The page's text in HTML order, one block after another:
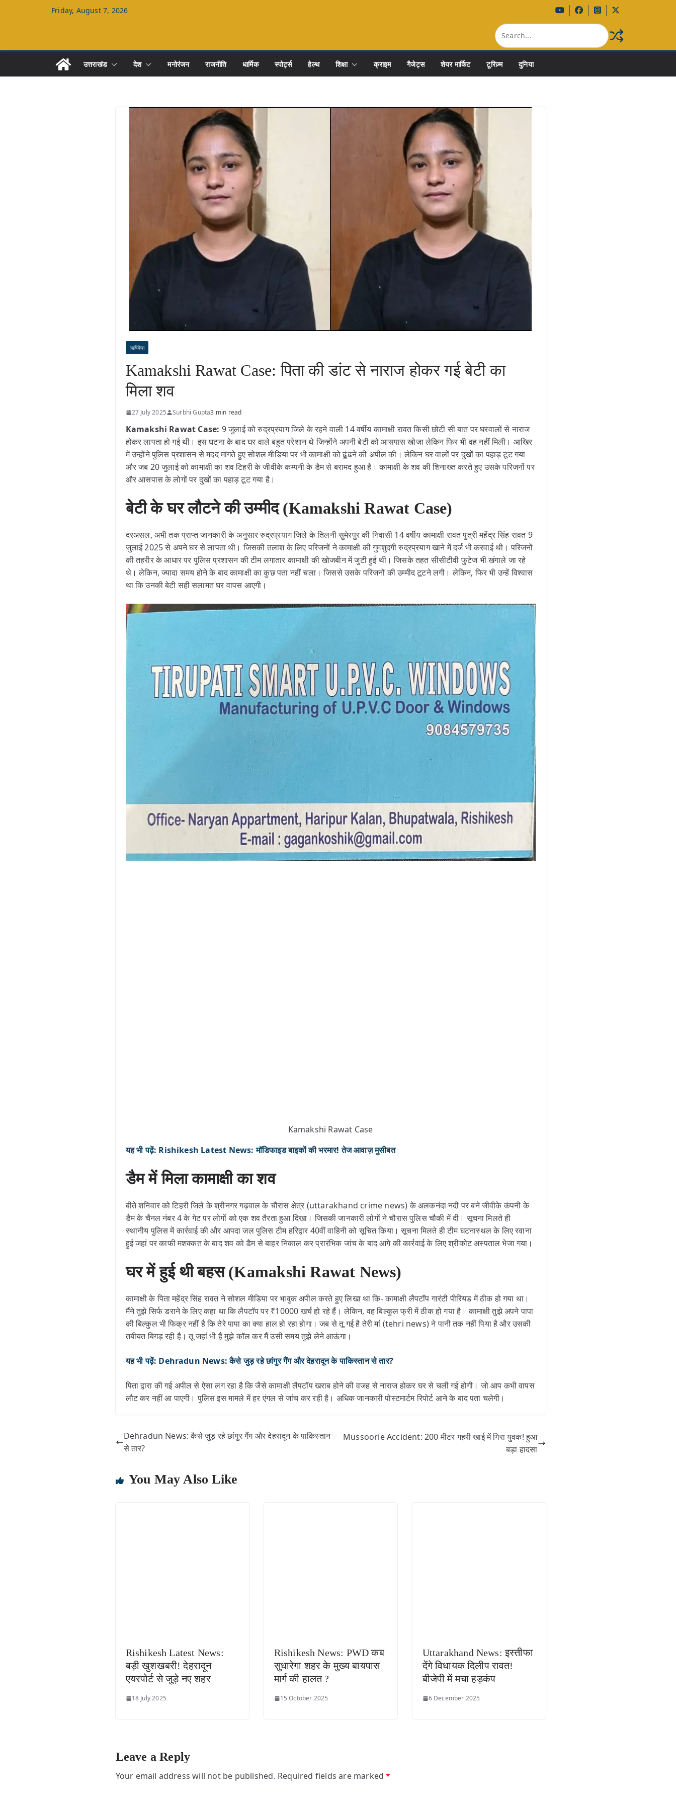
Friday, August 7, 2026
उत्तराखंड देश मनोरंजन राजनीति धार्मिक स्पोर्ट्स हेल्थ शिक्षा क्राइम गैजेट्स शेयर मार्किट टूरिज़्म दुनिया
ऋषिकेश
Kamakshi Rawat Case: पिता की डांट से नाराज होकर गई बेटी का
मिला शव
27 July 2025 Surbhi Gupta3 min read
Kamakshi Rawat Case: 9 जुलाई को रुद्रप्रयाग जिले के रहने वाली 14 वर्षीय कामाक्षी रावत किसी छोटी सी बात पर घरवालों से नाराज
होकर लापता हो गई थी। इस घटना के बाद घर वाले बहुत परेशान थे जिन्होंने अपनी बेटी को आसपास खोजा लेकिन फिर भी वह नहीं मिली। आखिर
में उन्होंने पुलिस प्रशासन से मदद मांगते हुए सोशल मीडिया पर भी कामाक्षी को ढूंढने की अपील की। लेकिन घर वालों पर दुखों का पहाड़ टूट गया
और जब 20 जुलाई को कामाक्षी का शव टिहरी के जीवीके कम्पनी के डैम से बरामद हुआ है। कामाक्षी के शव की शिनाख्त करते हुए उसके परिजनों पर
और आसपास के लोगों पर दुखों का पहाड़ टूट गया है।
बेटी के घर लौटने की उम्मीद (Kamakshi Rawat Case)
दरअसल, अभी तक प्राप्त जानकारी के अनुसार रुद्रप्रयाग जिले के तिलनी सुमेरपुर की निवासी 14 वर्षीय कामाक्षी रावत पुत्री महेंद्र सिंह रावत 9
जुलाई 2025 से अपने घर से लापता थी। जिसकी तलाश के लिए परिजनों ने कामाक्षी की गुमशुदगी रुद्रप्रयाग खाने में दर्ज भी करवाई थी। परिजनों
की तहरीर के आधार पर पुलिस प्रशासन की टीम लगातार कामाक्षी की खोजबीन में जुटी हुई थी। जिसके तहत सीसीटीवी फुटेज भी खंगाले जा रहे
थे। लेकिन, ज्यादा समय होने के बाद कामाक्षी का कुछ पता नहीं चला। जिससे उसके परिजनों की उम्मीद टूटने लगी। लेकिन, फिर भी उन्हें विश्वास
था कि उनकी बेटी सही सलामत घर वापस आएगी।
Kamakshi Rawat Case
यह भी पढ़ें: Rishikesh Latest News: मॉडिफाइड बाइकों की भरमार! तेज आवाज़ मुसीबत
डैम में मिला कामाक्षी का शव
बीते शनिवार को टिहरी जिले के श्रीनगर गढ़वाल के चौरास क्षेत्र (uttarakhand crime news) के अलकनंदा नदी पर बने जीवीके कंपनी के
डैम के चैनल नंबर 4 के गेट पर लोगों को एक शव तैरता हुआ दिखा। जिसकी जानकारी लोगों ने चौरास पुलिस चौकी में दी। सूचना मिलते ही
स्थानीय पुलिस में कार्रवाई की और आपदा जल पुलिस टीम हरिद्वार 40वीं वाहिनी को सूचित किया। सूचना मिलते ही टीम घटनास्थल के लिए रवाना
हुई जहां पर काफी मशक्कत के बाद शव को डैम से बाहर निकाल कर प्रारंभिक जांच के बाद आगे की कार्रवाई के लिए श्रीकोट अस्पताल भेजा गया।
घर में हुई थी बहस (Kamakshi Rawat News)
कामाक्षी के पिता महेंद्र सिंह रावत ने सोशल मीडिया पर भावुक अपील करते हुए लिखा था कि- कामाक्षी लैपटॉप गारंटी पीरियड में ठीक हो गया था।
मैंने तुझे सिर्फ डराने के लिए कहा था कि लैपटॉप पर ₹10000 खर्च हो रहे हैं। लेकिन, वह बिल्कुल फ्री में ठीक हो गया है। कामाक्षी तुझे अपने पापा
की बिल्कुल भी फिक्र नहीं है कि तेरे पापा का क्या हाल हो रहा होगा। जब से तू गई है तेरी मां (tehri news) ने पानी तक नहीं पिया है और उसकी
तबीयत बिगड़ रही है। तू जहां भी है मुझे कॉल कर मैं उसी समय तुझे लेने आऊंगा।
यह भी पढ़ें: Dehradun News: कैसे जुड़ रहे छांगुर गैंग और देहरादून के पाकिस्तान से तार?
पिता द्वारा की गई अपील से ऐसा लग रहा है कि जैसे कामाक्षी लैपटॉप खराब होने की वजह से नाराज होकर घर से चली गई होगी। जो आप कभी वापस
लौट कर नहीं आ पाएगी। पुलिस इस मामले में हर एंगल से जांच कर रही है। अधिक जानकारी पोस्टमार्टम रिपोर्ट आने के बाद पता चलेगी।
Dehradun News: कैसे जुड़ रहे छांगुर गैंग और देहरादून के पाकिस्तान
से तार?
Mussoorie Accident: 200 मीटर गहरी खाई में गिरा युवक! हुआ
बड़ा हादसा
You May Also Like
Rishikesh Latest News:
बड़ी खुशखबरी! देहरादून
एयरपोर्ट से जुड़े नए शहर
18 July 2025
Rishikesh News: PWD कब
सुधारेगा शहर के मुख्य बायपास
मार्ग की हालत ?
15 October 2025
Uttarakhand News: इस्तीफा
देंगे विधायक दिलीप रावत!
बीजेपी में मचा हड़कंप
6 December 2025
Leave a Reply
Your email address will not be published. Required fields are marked*